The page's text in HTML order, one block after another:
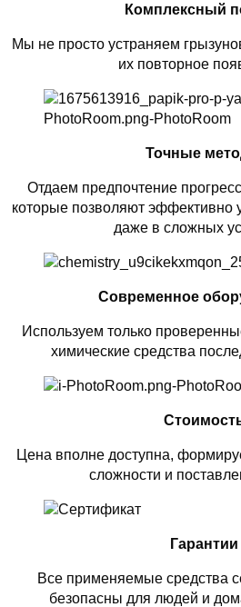
Комплексный
Мы не просто устраняем
их повторное
Точные
Отдаем предпочтение
которые позволяют эффективно
даже в сложных
Современное
Используем только
химические средства
Цена вполне доступна,
сложности и
Гарантии
Все применяемые средства
безопасны для людей и